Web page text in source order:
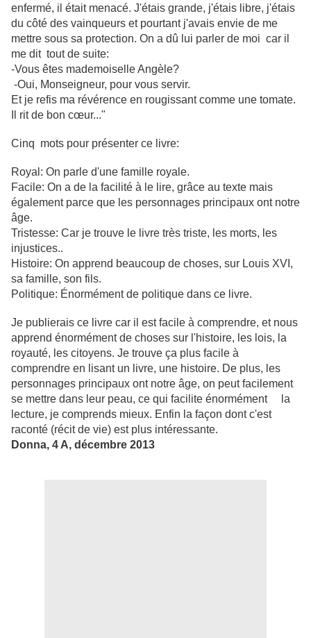
enfermé, il était menacé. J'étais grande, j'étais libre, j'étais
du côté des vainqueurs et pourtant j'avais envie de me
mettre sous sa protection. On a dû lui parler de moi car il
me dit tout de suite:
-Vous êtes mademoiselle Angèle?
-Oui, Monseigneur, pour vous servir.
Et je refis ma révérence en rougissant comme une tomate.
Il rit de bon cœur..."
Cinq mots pour présenter ce livre:
Royal: On parle d'une famille royale.
Facile: On a de la facilité à le lire, grâce au texte mais
également parce que les personnages principaux ont notre
âge.
Tristesse: Car je trouve le livre très triste, les morts, les
injustices..
Histoire: On apprend beaucoup de choses, sur Louis XVI,
sa famille, son fils.
Politique: Énormément de politique dans ce livre.
Je publierais ce livre car il est facile à comprendre, et nous
apprend énormément de choses sur l'histoire, les lois, la
royauté, les citoyens. Je trouve ça plus facile à
comprendre en lisant un livre, une histoire. De plus, les
personnages principaux ont notre âge, on peut facilement
se mettre dans leur peau, ce qui facilite énormément la
lecture, je comprends mieux. Enfin la façon dont c'est
raconté (récit de vie) est plus intéressante.
Donna, 4 A, décembre 2013